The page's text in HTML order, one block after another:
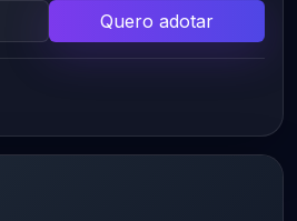
Quero adotar